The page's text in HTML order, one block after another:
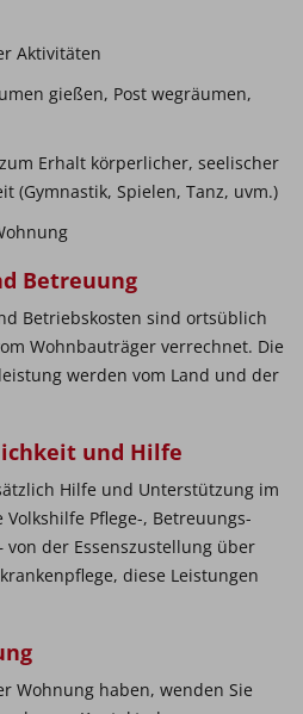
Aktivitäten
gießen, Post wegräumen,
Erhalt körperlicher, seelischer
(Gymnastik, Spielen, Tanz, uvm.)
Betreuung
Betriebskosten sind ortsüblich
Wohnbauträger verrechnet. Die
werden vom Land und der
und Hilfe
Hilfe und Unterstützung im
Pflege-, Betreuungs-
von der Essenszustellung über
diese Leistungen
Wohnung haben, wenden Sie